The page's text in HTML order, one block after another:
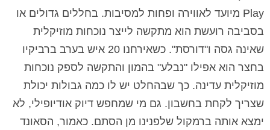
Play מיועד לאווירה ופחות למסיבות. בחללים גדולים או
בסביבה רועשת הוא מתקשה לייצר נוכחות מוזיקלית
שאינה גסה ו"דורסת". כשאירחנו 20 איש בערב ברביקיו
בחצר הוא אפילו "נבלע" בהמון והתקשה לספק נוכחות
מוזיקלית עדינה. כך שבהחלט יש לו כמה גבולות יכולת
שצריך לקחת בחשבון. גם מי שמחפש דיוק אודיופילי, לא
ימצא אותה ברמקול שלפנינו מן הסתם. כאמור, הסאונד